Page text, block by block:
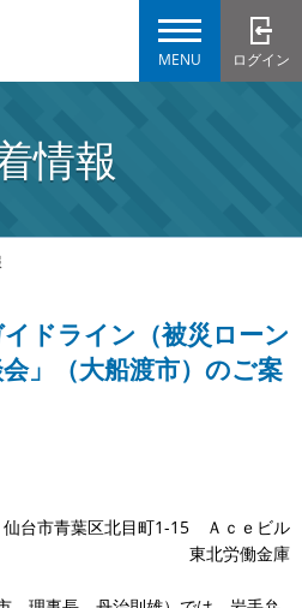
ログイン
MENU
情報
イドライン（被災ローン
」（大船渡市）のご案
仙台市青葉区北目町1-15 Ａｃｅビル
東北労働金庫